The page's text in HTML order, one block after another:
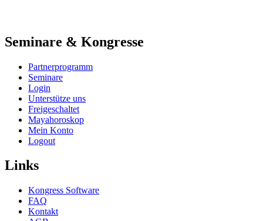
Seminare & Kongresse
Partnerprogramm
Seminare
Login
Unterstütze uns
Freigeschaltet
Mayahoroskop
Mein Konto
Logout
Links
Kongress Software
FAQ
Kontakt